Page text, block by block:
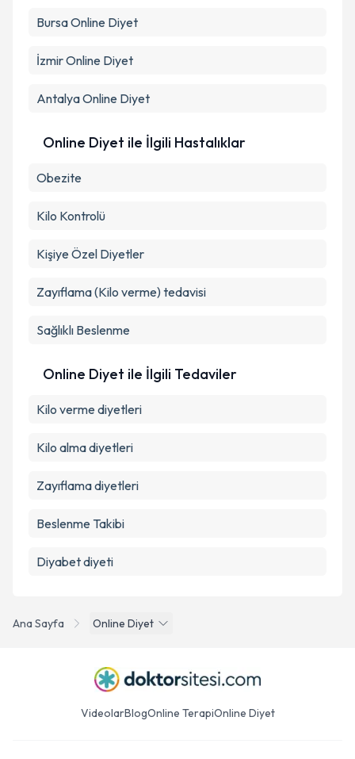
Ana Sayfa Online Diyet
BursaOnline Diyet
İzmirOnline Diyet
AntalyaOnline Diyet
Online Diyet ile İlgili Hastalıklar
Obezite
Kilo Kontrolü
Kişiye Özel Diyetler
Zayıflama (Kilo verme) tedavisi
Sağlıklı Beslenme
Online Diyet ile İlgili Tedaviler
Kilo verme diyetleri
Kilo alma diyetleri
Zayıflama diyetleri
Beslenme Takibi
Diyabet diyeti
VideolarBlogOnline TerapiOnline Diyet